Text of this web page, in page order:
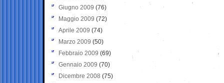
Giugno 2009 (76)
Maggio 2009 (72)
Aprile 2009 (74)
Marzo 2009 (50)
Febbraio 2009 (69)
Gennaio 2009 (70)
Dicembre 2008 (75)